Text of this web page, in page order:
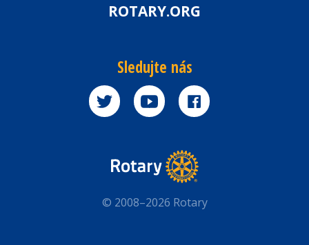
ROTARY.ORG
Sledujte nás
© 2008–2026 Rotary